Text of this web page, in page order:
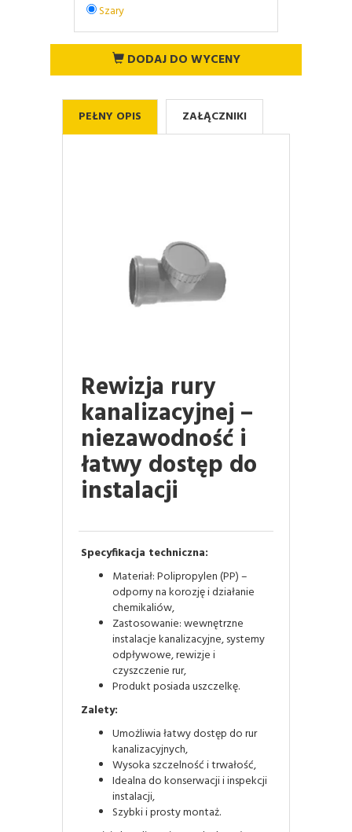
Szary
DODAJ DO WYCENY
PEŁNY OPIS ZAŁĄCZNIKI
Rewizja rury
kanalizacyjnej –
niezawodność i
łatwy dostęp do
instalacji
Specyfikacja techniczna:
Materiał: Polipropylen (PP) –
odporny na korozję i działanie
chemikaliów,
Zastosowanie: wewnętrzne
instalacje kanalizacyjne, systemy
odpływowe, rewizje i
czyszczenie rur,
Produkt posiada uszczelkę.
Zalety:
Umożliwia łatwy dostęp do rur
kanalizacyjnych,
Wysoka szczelność i trwałość,
Idealna do konserwacji i inspekcji
instalacji,
Szybki i prosty montaż.